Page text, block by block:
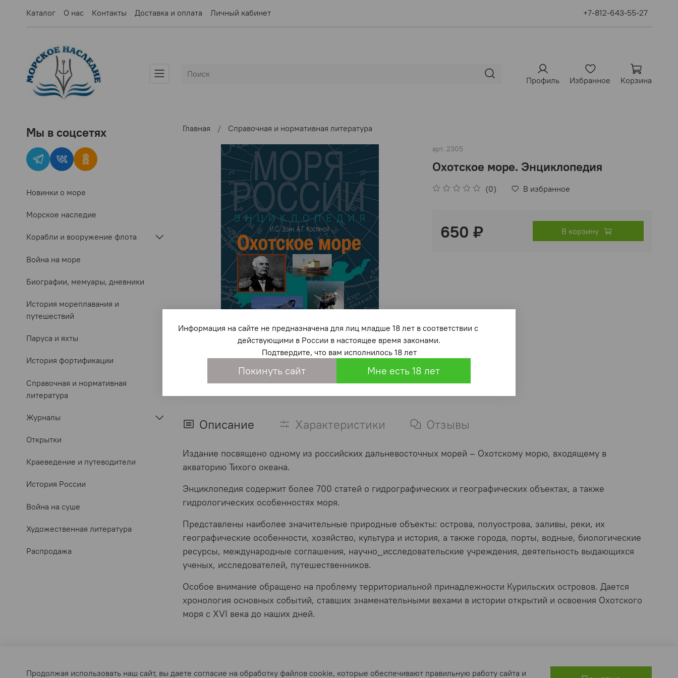
Каталог О нас Контакты Доставка и оплата Личный кабинет +7-812-643-55-27
Профиль Избранное Корзина
Главная Справочная и нормативная литература
арт. 2305
Охотское море. Энциклопедия
(0) В избранное
650 ₽ В корзину
Описание Характеристики Отзывы
Издание посвящено одному из российских дальневосточных морей – Охотскому морю, входящему в
акваторию Тихого океана.
Энциклопедия содержит более 700 статей о гидрографических и географических объектах, а также
гидрологических особенностях моря.
Представлены наиболее значительные природные объекты: острова, полуострова, заливы, реки, их
географические особенности, хозяйство, культура и история, а также города, порты, водные, биологические
ресурсы, международные соглашения, научно_исследовательские учреждения, деятельность выдающихся
ученых, исследователей, путешественников.
Особое внимание обращено на проблему территориальной принадлежности Курильских островов. Дается
хронология основных событий, ставших знаменательными вехами в истории открытий и освоения Охотского
моря с XVI века до наших дней.
Мы в соцсетях
Новинки о море
Морское наследие
Корабли и вооружение флота
Война на море
Биографии, мемуары, дневники
История мореплавания и
путешествий
Паруса и яхты
История фортификации
Справочная и нормативная
литература
Журналы
Открытки
Краеведение и путеводители
История России
Война на суше
Художественная литература
Распродажа
Продолжая использовать наш сайт, вы даете согласие на обработку файлов cookie, которые обеспечивают правильную работу сайта и
Информация на сайте не предназначена для лиц младше 18 лет в соответствии с
действующими в России в настоящее время законами.
Подтвердите, что вам исполнилось 18 лет
Покинуть сайт Мне есть 18 лет